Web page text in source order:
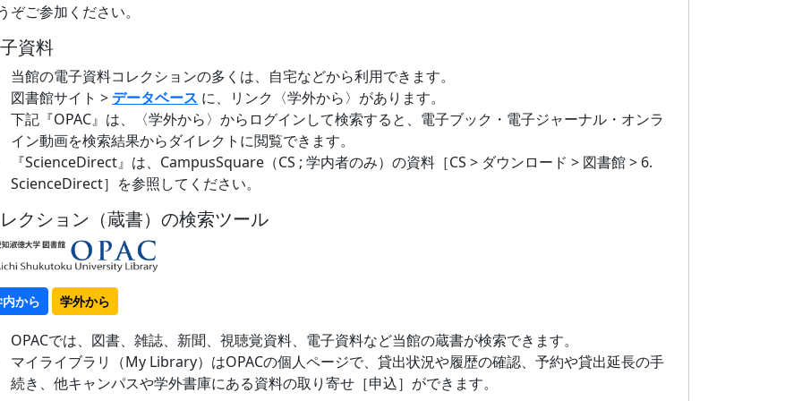
ぞご参加ください。
資料
当館の電子資料コレクションの多くは、自宅などから利用できます。
図書館サイト > データベース に、リンク〈学外から〉があります。
下記『OPAC』は、〈学外から〉からログインして検索すると、電子ブック・電子ジャーナル・オンラ
イン動画を検索結果からダイレクトに閲覧できます。
『ScienceDirect』は、CampusSquare（CS ; 学内者のみ）の資料［CS > ダウンロード > 図書館 > 6.
ScienceDirect］を参照してください。
クション（蔵書）の検索ツール
から 学外から
OPACでは、図書、雑誌、新聞、視聴覚資料、電子資料など当館の蔵書が検索できます。
マイライブラリ（My Library）はOPACの個人ページで、貸出状況や履歴の確認、予約や貸出延長の手
続き、他キャンパスや学外書庫にある資料の取り寄せ［申込］ができます。